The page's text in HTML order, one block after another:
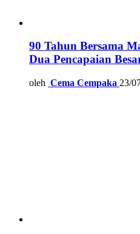
90 Tahun Bersama
Dua Pencapaian
oleh Cema Cempaka 23/